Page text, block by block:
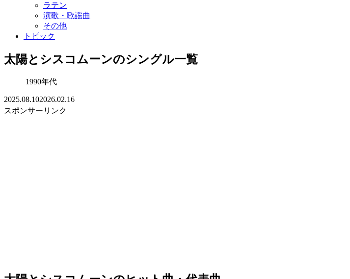
ラテン
演歌・歌謡曲
その他
トピック
太陽とシスコムーンのシングル一覧
1990年代
2025.08.102026.02.16
スポンサーリンク